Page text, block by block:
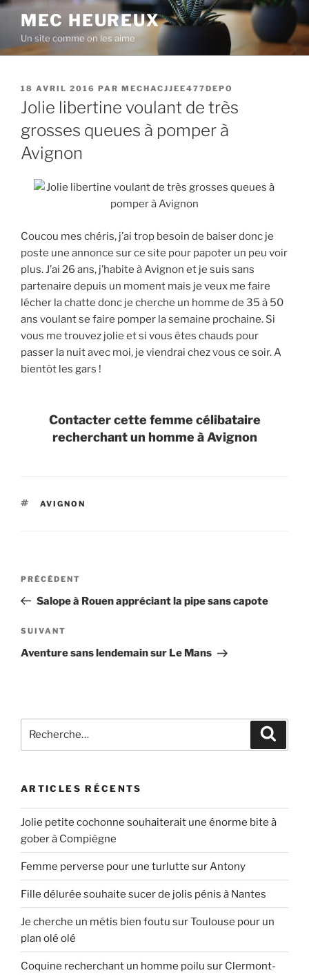
Aller
contenu
principal
MEC HEUREUX
Un site comme on les aime
PUBLIÉ
LE
18 AVRIL 2016 PAR MECHACJJEE477DEPO
Jolie libertine voulant de très
grosses queues à pomper à
Avignon
Coucou mes chéris, j’ai trop besoin de baiser donc je
poste une annonce sur ce site pour papoter un peu voir
plus. J’ai 26 ans, j’habite à Avignon et je suis sans
partenaire depuis un moment mais je veux me faire
lécher la chatte donc je cherche un homme de 35 à 50
ans voulant se faire pomper la semaine prochaine. Si
vous me trouvez jolie et si vous êtes chauds pour
passer la nuit avec moi, je viendrai chez vous ce soir. A
bientôt les gars !
Contacter cette femme célibataire
recherchant un homme à Avignon
ÉTIQUETTES
AVIGNON
Navigation
l’article
Article
précédent
PRÉCÉDENT
Salope à Rouen appréciant la pipe sans capote
Article
suivant
SUIVANT
Aventure sans lendemain sur Le Mans
pour
ARTICLES RÉCENTS
Jolie petite cochonne souhaiterait une énorme bite à
gober à Compiègne
Femme perverse pour une turlutte sur Antony
Fille délurée souhaite sucer de jolis pénis à Nantes
Je cherche un métis bien foutu sur Toulouse pour un
plan olé olé
Coquine recherchant un homme poilu sur Clermont-